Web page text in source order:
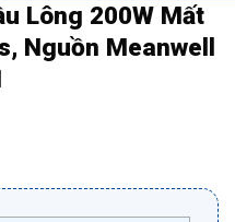
Lông 200W Mất
Nguồn Meanwell